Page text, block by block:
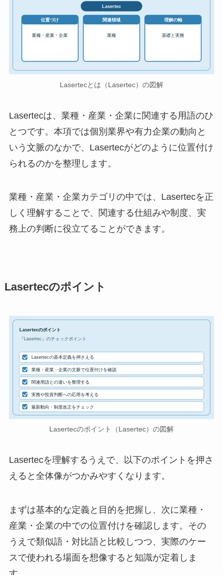
Lasertec
位置づけ
業種・産業・企業
関連領域
業種
理解の軸
基礎と実務
Lasertecとは（Lasertec）の図解
Lasertecは、業種・産業・企業に関連する用語のひ
とつです。本項では個別業界や有力企業の動向と
いう文脈のなかで、Lasertecがどのように位置付け
られるのかを整理します。
業種・産業・企業カテゴリの中では、Lasertecを正
しく理解することで、関連する仕組みや制度、実
務上の判断に役立てることができます。
Lasertecのポイント
Lasertecのポイント
『Lasertec』のチェックポイント
Lasertecの基本定義を押さえる
業種・産業・企業の文脈で位置付けを確認
関連用語との違いを整理する
実務や投資判断への応用を考える
最新動向・制度改正をチェック
Lasertecのポイント（Lasertec）の図解
Lasertecを理解するうえで、以下のポイントを押さ
えると全体像がつかみやすくなります。
まずは基本的な定義と目的を把握し、次に業種・
産業・企業の中での位置付けを確認します。その
うえで類似語・対比語と比較しつつ、実際のケー
スで使われる場面を想像すると知識が定着しま